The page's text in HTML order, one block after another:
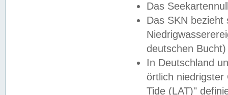
Das
Das SKN
deutschen
In Deutschland
örtlich
Tide (LAT)"